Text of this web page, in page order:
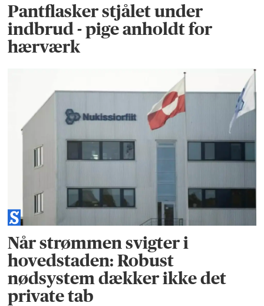
Pantflasker stjålet under
indbrud - pige anholdt for
hærværk
Når strømmen svigter i
hovedstaden: Robust
nødsystem dækker ikke det
private tab